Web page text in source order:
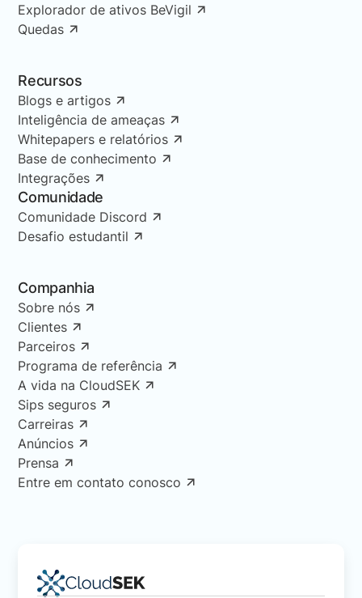
Explorador de ativos BeVigil
Quedas
Recursos
Blogs e artigos
Inteligência de ameaças
Whitepapers e relatórios
Base de conhecimento
Integrações
Comunidade
Comunidade Discord
Desafio estudantil
Companhia
Sobre nós
Clientes
Parceiros
Programa de referência
A vida na CloudSEK
Sips seguros
Carreiras
Anúncios
Prensa
Entre em contato conosco